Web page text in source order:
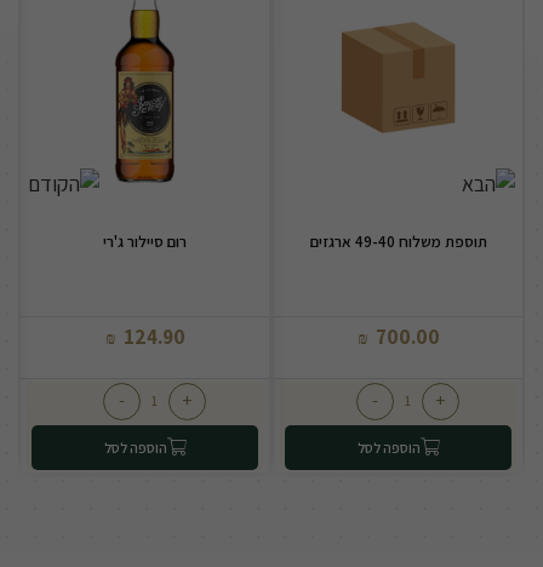
תוספת משלוח 49-40 ארגזים
700.00
₪
+
-
הוספה לסל
רום סיילור ג'רי
124.90
₪
+
-
הוספה לסל